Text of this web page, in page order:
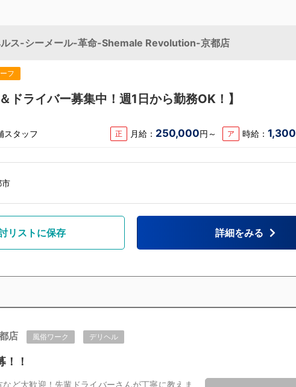
ルス-シーメール-革命-Shemale Revolution-京都店
フ
ドライバー募集中！週1日から勤務OK！】
スタッフ 正 月給： 250,000円～ ア 時給：1,300
市
リストに保存 詳細をみる
店 風俗ワーク デリヘル
！！
ど大歓迎！先輩ドライバーさんが丁寧に教えま